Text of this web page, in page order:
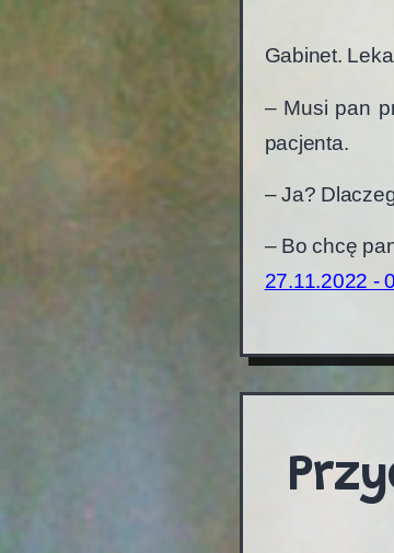
Gabinet.
– Musi pan
pacjenta.
– Ja?
– Bo chcę
27.11.2022 -